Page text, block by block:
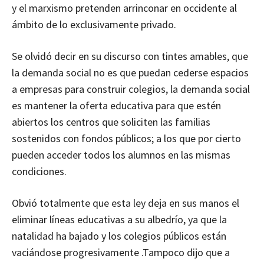
y el marxismo pretenden arrinconar en occidente al
ámbito de lo exclusivamente privado.
Se olvidó decir en su discurso con tintes amables, que
la demanda social no es que puedan cederse espacios
a empresas para construir colegios, la demanda social
es mantener la oferta educativa para que estén
abiertos los centros que soliciten las familias
sostenidos con fondos públicos; a los que por cierto
pueden acceder todos los alumnos en las mismas
condiciones.
Obvió totalmente que esta ley deja en sus manos el
eliminar líneas educativas a su albedrío, ya que la
natalidad ha bajado y los colegios públicos están
vaciándose progresivamente .Tampoco dijo que a